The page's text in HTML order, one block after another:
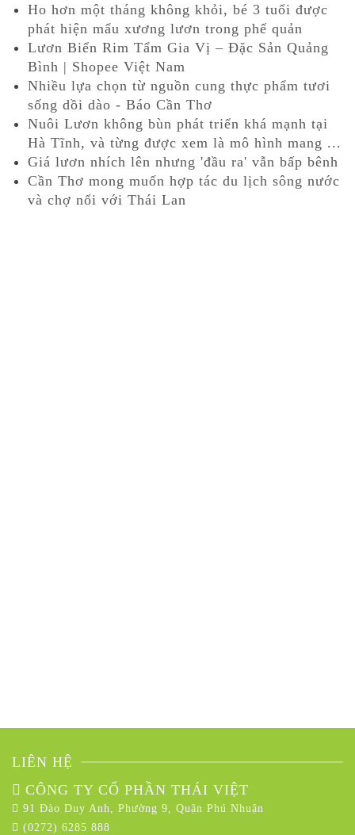
Ho hơn một tháng không khỏi, bé 3 tuổi được
phát hiện mẩu xương lươn trong phế quản
Lươn Biển Rim Tẩm Gia Vị – Đặc Sản Quảng
Bình | Shopee Việt Nam
Nhiều lựa chọn từ nguồn cung thực phẩm tươi
sống dồi dào - Báo Cần Thơ
Nuôi Lươn không bùn phát triển khá mạnh tại
Hà Tĩnh, và từng được xem là mô hình mang ...
Giá lươn nhích lên nhưng 'đầu ra' vẫn bấp bênh
Cần Thơ mong muốn hợp tác du lịch sông nước
và chợ nổi với Thái Lan
LIÊN HỆ
CÔNG TY CỔ PHẦN THÁI VIỆT
91 Đào Duy Anh, Phường 9, Quận Phú Nhuận
(0272) 6285 888